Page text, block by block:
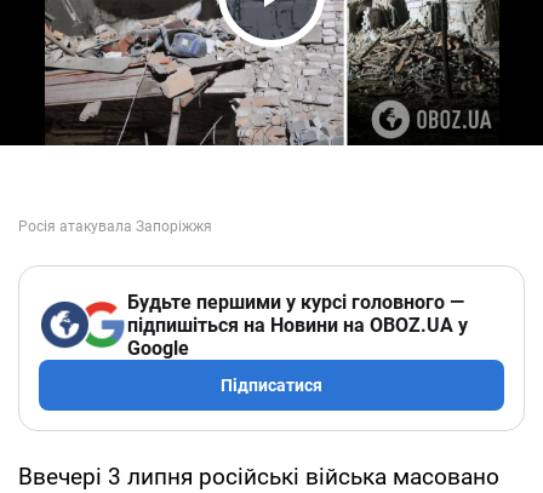
Play Video
Будьте першими у курсі головного —
підпишіться на Новини на OBOZ.UA у
Google
Підписатися
Ввечері 3 липня російські війська масовано